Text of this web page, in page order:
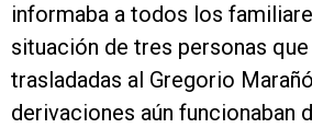
informaba a todos los
situación de tres personas
trasladadas al Gregorio
derivaciones aún funcionaban